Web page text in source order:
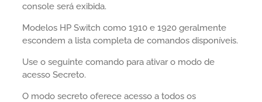
console será exibida.
Modelos HP Switch como 1910 e 1920 geralmente
escondem a lista completa de comandos disponíveis.
Use o seguinte comando para ativar o modo de
acesso Secreto.
O modo secreto oferece acesso a todos os